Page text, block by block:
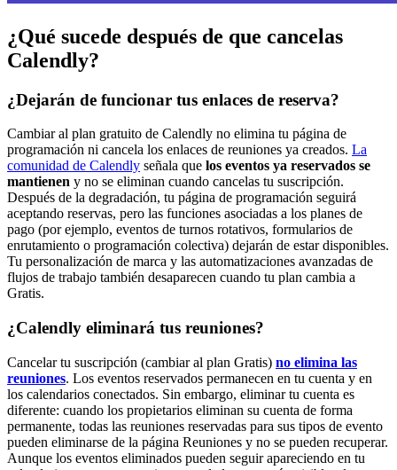
¿Qué sucede después de que cancelas
Calendly?
¿Dejarán de funcionar tus enlaces de reserva?
Cambiar al plan gratuito de Calendly no elimina tu página de
programación ni cancela los enlaces de reuniones ya creados. La
comunidad de Calendly señala que los eventos ya reservados se
mantienen y no se eliminan cuando cancelas tu suscripción.
Después de la degradación, tu página de programación seguirá
aceptando reservas, pero las funciones asociadas a los planes de
pago (por ejemplo, eventos de turnos rotativos, formularios de
enrutamiento o programación colectiva) dejarán de estar disponibles.
Tu personalización de marca y las automatizaciones avanzadas de
flujos de trabajo también desaparecen cuando tu plan cambia a
Gratis.
¿Calendly eliminará tus reuniones?
Cancelar tu suscripción (cambiar al plan Gratis) no elimina las
reuniones. Los eventos reservados permanecen en tu cuenta y en
los calendarios conectados. Sin embargo, eliminar tu cuenta es
diferente: cuando los propietarios eliminan su cuenta de forma
permanente, todas las reuniones reservadas para sus tipos de evento
pueden eliminarse de la página Reuniones y no se pueden recuperar.
Aunque los eventos eliminados pueden seguir apareciendo en tu